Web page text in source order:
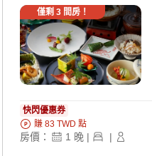
僅剩 3間房！
快閃優惠券
賺 83 TWD 點
房價： 1 晚 | |